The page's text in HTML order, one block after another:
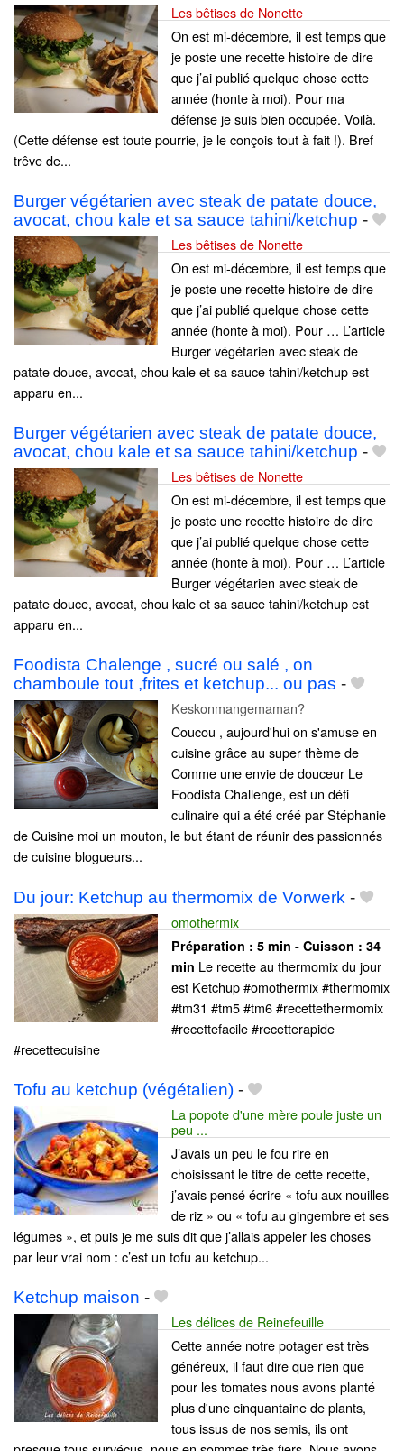
Les bêtises de Nonette
On est mi-décembre, il est temps que
je poste une recette histoire de dire
que j’ai publié quelque chose cette
année (honte à moi). Pour ma
défense je suis bien occupée. Voilà.
(Cette défense est toute pourrie, je le conçois tout à fait !). Bref
trêve de...
Burger végétarien avec steak de patate douce,
avocat, chou kale et sa sauce tahini/ketchup -
Les bêtises de Nonette
On est mi-décembre, il est temps que
je poste une recette histoire de dire
que j’ai publié quelque chose cette
année (honte à moi). Pour … L’article
Burger végétarien avec steak de
patate douce, avocat, chou kale et sa sauce tahini/ketchup est
apparu en...
Burger végétarien avec steak de patate douce,
avocat, chou kale et sa sauce tahini/ketchup -
Les bêtises de Nonette
On est mi-décembre, il est temps que
je poste une recette histoire de dire
que j’ai publié quelque chose cette
année (honte à moi). Pour … L’article
Burger végétarien avec steak de
patate douce, avocat, chou kale et sa sauce tahini/ketchup est
apparu en...
Foodista Chalenge , sucré ou salé , on
chamboule tout ,frites et ketchup... ou pas -
Keskonmangemaman?
Coucou , aujourd'hui on s'amuse en
cuisine grâce au super thème de
Comme une envie de douceur Le
Foodista Challenge, est un défi
culinaire qui a été créé par Stéphanie
de Cuisine moi un mouton, le but étant de réunir des passionnés
de cuisine blogueurs...
Du jour: Ketchup au thermomix de Vorwerk -
omothermix
Préparation : 5 min - Cuisson : 34
min Le recette au thermomix du jour
est Ketchup #omothermix #thermomix
#tm31 #tm5 #tm6 #recettethermomix
#recettefacile #recetterapide
#recettecuisine
Tofu au ketchup (végétalien) -
La popote d'une mère poule juste un
peu ...
J’avais un peu le fou rire en
choisissant le titre de cette recette,
j’avais pensé écrire « tofu aux nouilles
de riz » ou « tofu au gingembre et ses
légumes », et puis je me suis dit que j’allais appeler les choses
par leur vrai nom : c’est un tofu au ketchup...
Ketchup maison -
Les délices de Reinefeuille
Cette année notre potager est très
généreux, il faut dire que rien que
pour les tomates nous avons planté
plus d'une cinquantaine de plants,
tous issus de nos semis, ils ont